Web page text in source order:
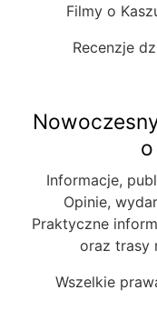
Filmy o
Recenzje
Informacje,
Opinie,
Praktyczne
oraz trasy
Wszelkie